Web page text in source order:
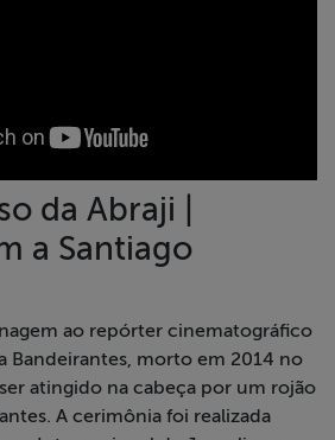
da Abraji |
a Santiago
ao repórter cinematográfico
Bandeirantes, morto em 2014 no
atingido na cabeça por um rojão
A cerimônia foi realizada